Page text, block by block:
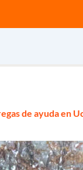
de ayuda en